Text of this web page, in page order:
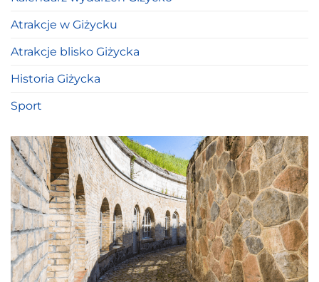
Atrakcje w Giżycku
Atrakcje blisko Giżycka
Historia Giżycka
Sport